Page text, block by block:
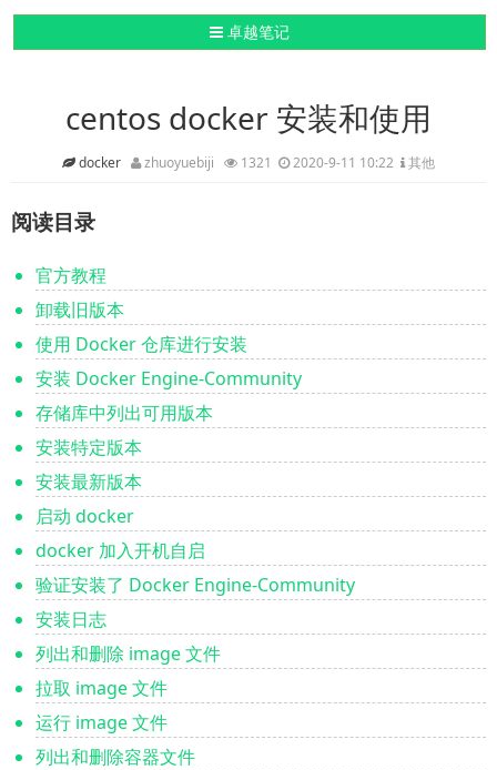
导航切换
卓越笔记
centos docker 安装和使用
docker zhuoyuebiji 1321 2020-9-11 10:22 其他
阅读目录
官方教程
卸载旧版本
使用 Docker 仓库进行安装
安装 Docker Engine-Community
存储库中列出可用版本
安装特定版本
安装最新版本
启动 docker
docker 加入开机自启
验证安装了 Docker Engine-Community
安装日志
列出和删除 image 文件
拉取 image 文件
运行 image 文件
列出和删除容器文件